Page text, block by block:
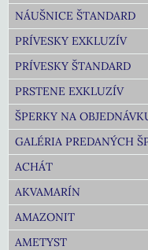
NÁUŠNICE ŠTANDARD
PRÍVESKY EXKLUZÍV
PRÍVESKY ŠTANDARD
PRSTENE EXKLUZÍV
ŠPERKY NA
GALÉRIA PREDANÝCH
ACHÁT
AKVAMARÍN
AMAZONIT
AMETYST